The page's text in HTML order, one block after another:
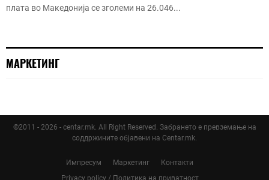
плата во Македонија се зголеми на 26.046...
МАРКЕТИНГ
©2011 - 2026 - centar.mk. All Right Reserved. Забрането е превземање на
соддржините објавени на Centar.mk.
Импресум Маркетинг
Контакти